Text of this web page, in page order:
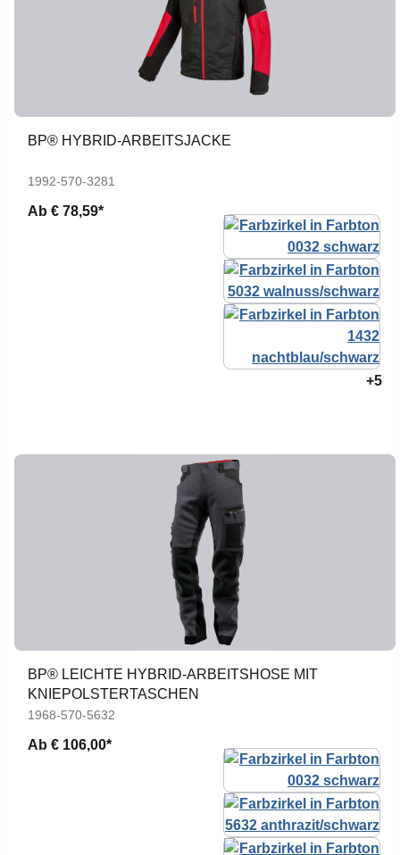
BP® HYBRID-ARBEITSJACKE
1992-570-3281
Ab € 78,59*
+5
BP® LEICHTE HYBRID-ARBEITSHOSE MIT
KNIEPOLSTERTASCHEN
1968-570-5632
Ab € 106,00*